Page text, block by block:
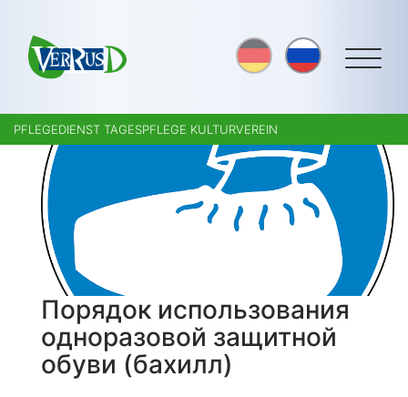
PFLEGEDIENST TAGESPFLEGE KULTURVEREIN
Порядок использования
одноразовой защитной
обуви (бахилл)